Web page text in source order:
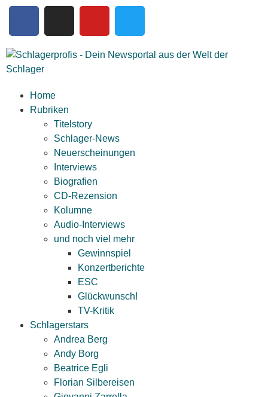
Home
Rubriken
Titelstory
Schlager-News
Neuerscheinungen
Interviews
Biografien
CD-Rezension
Kolumne
Audio-Interviews
und noch viel mehr
Gewinnspiel
Konzertberichte
ESC
Glückwunsch!
TV-Kritik
Schlagerstars
Andrea Berg
Andy Borg
Beatrice Egli
Florian Silbereisen